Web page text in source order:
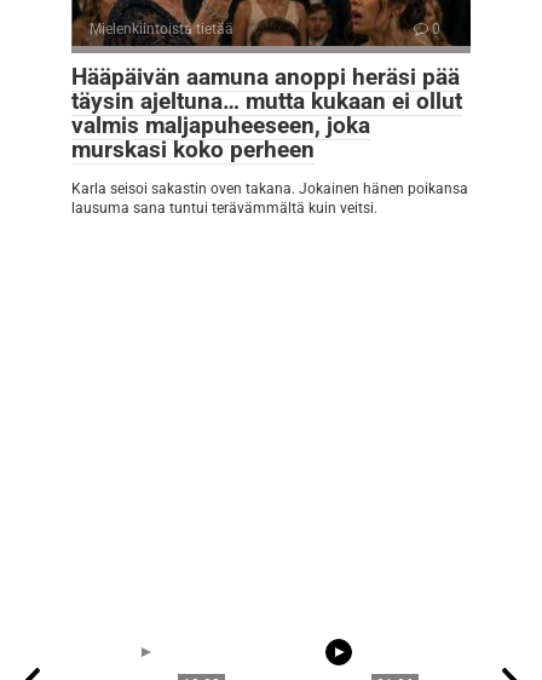
Mielenkiintoista tietää 0
Hääpäivän aamuna anoppi heräsi pää
täysin ajeltuna… mutta kukaan ei ollut
valmis maljapuheeseen, joka
murskasi koko perheen
Karla seisoi sakastin oven takana. Jokainen hänen poikansa
lausuma sana tuntui terävämmältä kuin veitsi.